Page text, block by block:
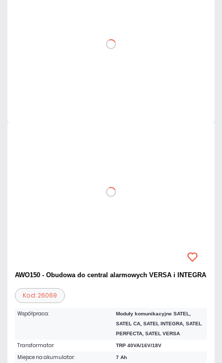
DO KOSZYKA
AWO150 - Obudowa do central alarmowych VERSA i INTEGRA
Kod: 26069
Współpraca:
Moduły komunikacyjne SATEL,
SATEL CA, SATEL INTEGRA, SATEL
PERFECTA, SATEL VERSA
Transformator: TRP 40VA/16V/18V
Miejsce na akumulator: 7 Ah